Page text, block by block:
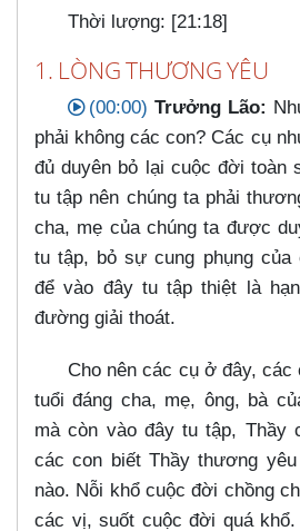
Thời lượng: [21:18]
1. LÒNG THƯƠNG YÊU
(00:00) Trưởng Lão:
phải không các con? Các cụ
đủ duyên bỏ lại cuộc đời toàn
tu tập nên chúng ta phải
cha, mẹ của chúng ta được
tu tập, bỏ sự cung phụng của
để vào đây tu tập thiệt là
đường giải thoát.
Cho nên các cụ ở đây,
tuổi đáng cha, mẹ, ông, bà
mà còn vào đây tu tập, Thầy
các con biết Thầy thương
nào. Nỗi khổ cuộc đời chồng
các vị, suốt cuộc đời quá